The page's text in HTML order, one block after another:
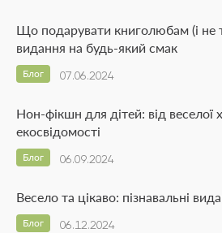
Що подарувати книголюбам (і не
видання на будь-який смак
07.06.2024
Блог
Нон-фікшн для дітей: від веселої
екосвідомості
06.09.2024
Блог
Весело та цікаво: пізнавальні
06.12.2024
Блог